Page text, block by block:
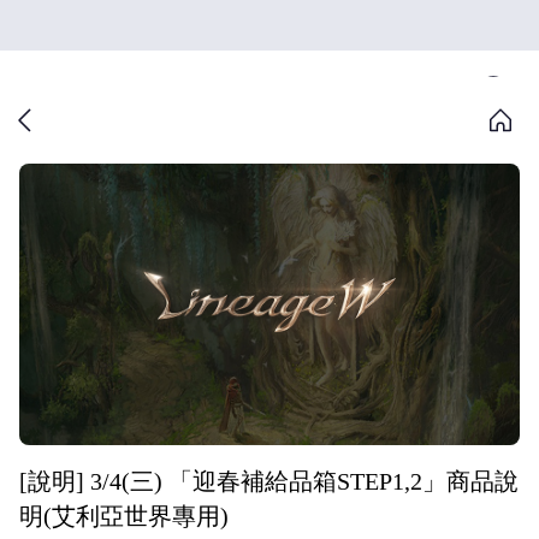
[說明] 3/4(三) 「迎春補給品箱STEP1,2」商品說
明(艾利亞世界專用)